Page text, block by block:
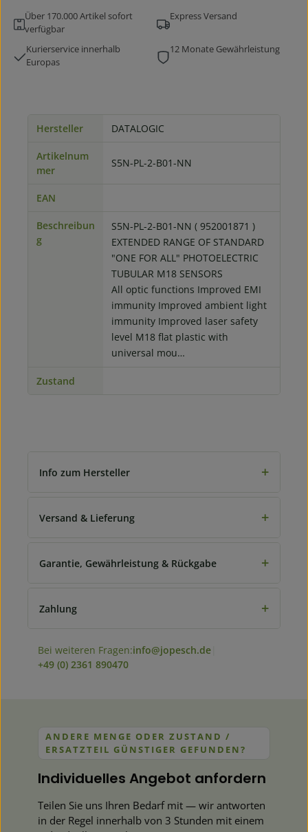
Über 170.000 Artikel sofort
verfügbar
Express Versand
Kurierservice innerhalb
Europas
12 Monate Gewährleistung
Hersteller DATALOGIC
Artikelnum
mer
S5N-PL-2-B01-NN
EAN
Beschreibun
g
S5N-PL-2-B01-NN ( 952001871 )
EXTENDED RANGE OF STANDARD
"ONE FOR ALL" PHOTOELECTRIC
TUBULAR M18 SENSORS
All optic functions Improved EMI
immunity Improved ambient light
immunity Improved laser safety
level M18 flat plastic with
universal mou…
Zustand
Info zum Hersteller +
Versand & Lieferung +
Garantie, Gewährleistung & Rückgabe +
Zahlung +
Bei weiteren Fragen:info@jopesch.de
+49 (0) 2361 890470
ANDERE MENGE ODER ZUSTAND /
ERSATZTEIL GÜNSTIGER GEFUNDEN?
Individuelles Angebot anfordern
Teilen Sie uns Ihren Bedarf mit — wir antworten
in der Regel innerhalb von 3 Stunden mit einem